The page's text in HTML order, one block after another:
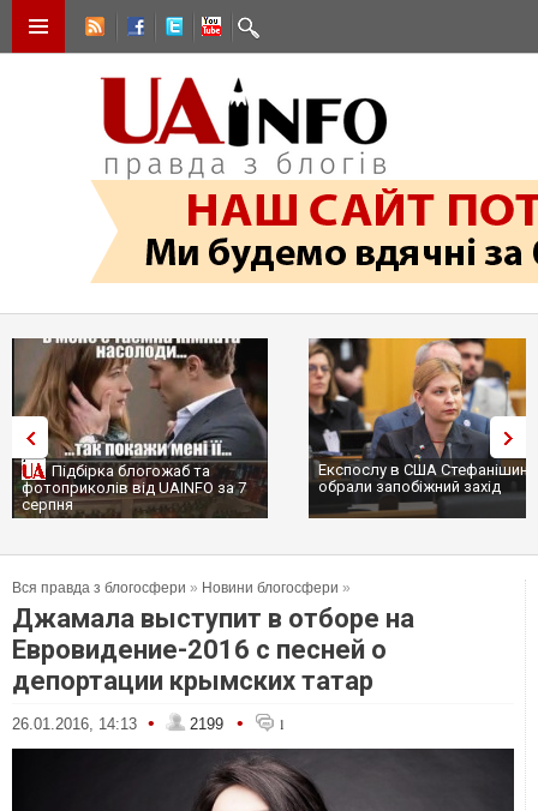
Підбірка блогожаб та
фотоприколів від UAINFO за 7
серпня
Експослу в США
обрали запобіжний захід
Вся правда з блогосфери » Новини блогосфери »
Джамала выступит в отборе на
Евровидение-2016 с песней о
депортации крымских татар
26.01.2016, 14:13 • 2199 • 1